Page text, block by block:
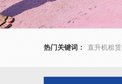
热门关键词： 直升机租赁